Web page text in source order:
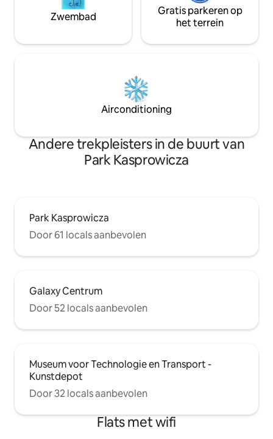
Zwembad
Gratis parkeren op
het terrein
Airconditioning
Andere trekpleisters in de buurt van
Park Kasprowicza
Park Kasprowicza
Door 61 locals aanbevolen
Galaxy Centrum
Door 52 locals aanbevolen
Museum voor Technologie en Transport -
Kunstdepot
Door 32 locals aanbevolen
Flats met wifi